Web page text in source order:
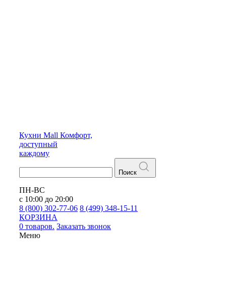
Кухни Mall Комфорт,
доступный
каждому
Поиск
ПН-ВС
с 10:00 до 20:00
8 (800) 302-77-06 8 (499) 348-15-11
КОРЗИНА
0 товаров. Заказать звонок
Меню